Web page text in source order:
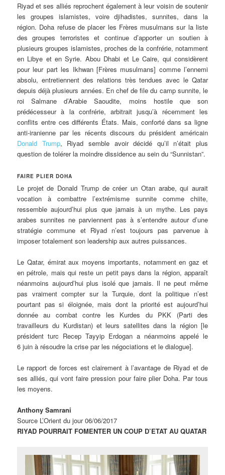
Riyad et ses alliés reprochent également à leur voisin de soutenir
les groupes islamistes, voire djihadistes, sunnites, dans la
région. Doha refuse de placer les Frères musulmans sur la liste
des groupes terroristes et continue d’apporter un soutien à
plusieurs groupes islamistes, proches de la confrérie, notamment
en Libye et en Syrie. Abou Dhabi et Le Caire, qui considèrent
pour leur part les Ikhwan [Frères musulmans] comme l’ennemi
absolu, entretiennent des relations très tendues avec le Qatar
depuis déjà plusieurs années. En chef de file du camp sunnite, le
roi Salmane d’Arabie Saoudite, moins hostile que son
prédécesseur à la confrérie, arbitrait jusqu’à récemment les
conflits entre ces différents États. Mais, conforté dans sa ligne
anti-iranienne par les récents discours du président américain
Donald Trump, Riyad semble avoir décidé qu’il n’était plus
question de tolérer la moindre dissidence au sein du “Sunnistan”.
FAIRE PLIER DOHA
Le projet de Donald Trump de créer un Otan arabe, qui aurait
vocation à combattre l’extrémisme sunnite comme chiite,
ressemble aujourd’hui plus que jamais à un mythe. Les pays
arabes sunnites ne parviennent pas à s’entendre autour d’une
stratégie commune et Riyad n’est toujours pas parvenue à
imposer totalement son leadership aux autres puissances.
Le Qatar, émirat aux moyens importants, notamment en gaz et
en pétrole, mais qui reste un petit pays dans la région, apparaît
néanmoins aujourd’hui plus isolé que jamais. Il ne peut même
pas vraiment compter sur la Turquie, dont la politique n’est
pourtant pas si éloignée, mais dont la priorité est aujourd’hui
donnée au combat contre les Kurdes du PKK (Parti des
travailleurs du Kurdistan) et leurs satellites dans la région [le
président turc Recep Tayyip Erdogan a néanmoins appelé le
6 juin à résoudre la crise par les négociations et le dialogue].
Le rapport de forces est clairement à l’avantage de Riyad et de
ses alliés, qui vont faire pression pour faire plier Doha. Par tous
les moyens.
Anthony Samrani
Source L’Orient du jour06/06/2017
RIYAD POURRAIT FOMENTER UN COUP D’ETAT AU QUATAR